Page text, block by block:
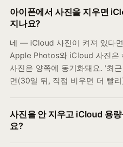
아이폰에서 사진을 지우면
지나요?
네 — iCloud 사진이 켜져 있다
Apple Photos와 iCloud 사진은
사진은 양쪽에 동기화돼요. '최
면(30일 뒤, 직접 비우면 더 빨
사진을 안 지우고 iCloud 용
요?